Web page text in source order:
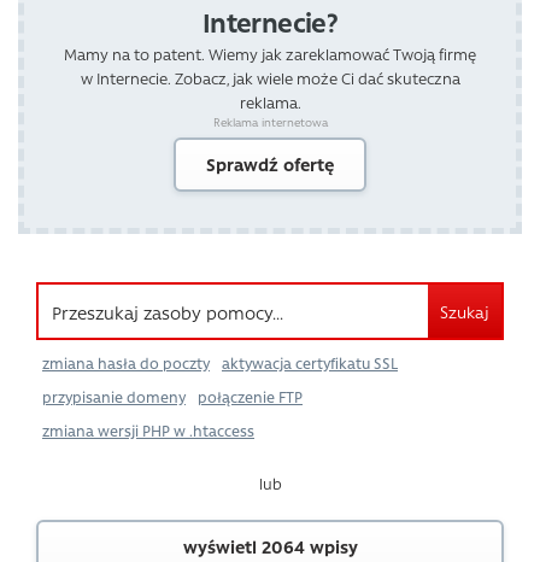
Internecie?
Mamy na to patent. Wiemy jak zareklamować Twoją firmę
w Internecie. Zobacz, jak wiele może Ci dać skuteczna
reklama.
Reklama internetowa
Sprawdź ofertę
Szukaj
zmiana hasła do poczty
aktywacja certyfikatu SSL
przypisanie domeny
połączenie FTP
zmiana wersji PHP w .htaccess
lub
wyświetl 2064 wpisy